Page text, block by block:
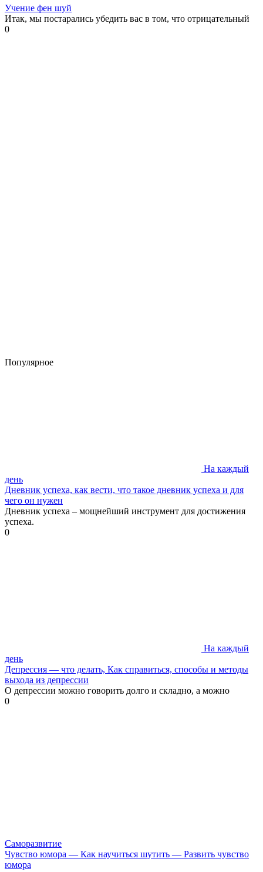
Учение фен шуй
Итак, мы постарались убедить вас в том, что отрицательный
0
Популярное
На каждый
день
Дневник успеха, как вести, что такое дневник успеха и для
чего он нужен
Дневник успеха – мощнейший инструмент для достижения
успеха.
0
На каждый
день
Депрессия — что делать, Как справиться, способы и методы
выхода из депрессии
О депрессии можно говорить долго и складно, а можно
0
Саморазвитие
Чувство юмора — Как научиться шутить — Развить чувство
юмора